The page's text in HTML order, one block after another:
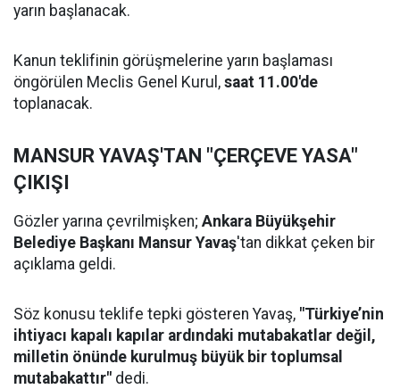
yarın başlanacak.
Kanun teklifinin görüşmelerine yarın başlaması
öngörülen Meclis Genel Kurul, saat 11.00'de
toplanacak.
MANSUR YAVAŞ'TAN "ÇERÇEVE YASA"
ÇIKIŞI
Gözler yarına çevrilmişken; Ankara Büyükşehir
Belediye Başkanı Mansur Yavaş'tan dikkat çeken bir
açıklama geldi.
Söz konusu teklife tepki gösteren Yavaş, "Türkiye’nin
ihtiyacı kapalı kapılar ardındaki mutabakatlar değil,
milletin önünde kurulmuş büyük bir toplumsal
mutabakattır" dedi.